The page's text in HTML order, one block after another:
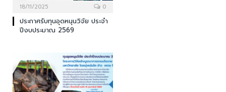
18/11/2025 0
ประกาศรับทุนอุดหนุนวิจัย ประจำ
ปีงบประมาณ 2569